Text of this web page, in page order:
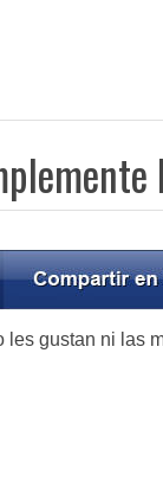
gustan ni las